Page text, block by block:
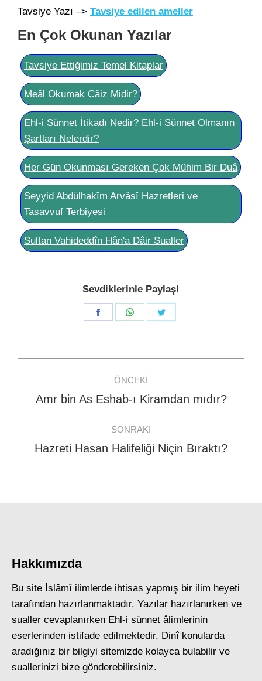
Tavsiye Yazı –> Tavsiye edilen ameller
En Çok Okunan Yazılar
Tavsiye Ettiğimiz Temel Kitaplar
Meâl Okumak Câiz Midir?
Ehl-i Sünnet İtikadı Nedir? Ehl-i Sünnet Olmanın
Şartları Nelerdir?
Her Gün Okunması Gereken Çok Mühim Bir Duâ
Seyyid Abdülhakîm Arvâsî Hazretleri ve
Tasavvuf Terbiyesi
Sultan Vahideddîn Hân'a Dâir Sualler
Sevdiklerinle Paylaş!
Share
Share
navigation
ÖNCEKI
Previous
Amr bin As Eshab-ı Kiramdan mıdır?
SONRAKI
Next
Hazreti Hasan Halifeliği Niçin Bıraktı?
Hakkımızda
Bu site İslâmî ilimlerde ihtisas yapmış bir ilim heyeti
tarafından hazırlanmaktadır. Yazılar hazırlanırken ve
sualler cevaplanırken Ehl-i sünnet âlimlerinin
eserlerinden istifade edilmektedir. Dinî konularda
aradığınız bir bilgiyi sitemizde kolayca bulabilir ve
suallerinizi bize gönderebilirsiniz.